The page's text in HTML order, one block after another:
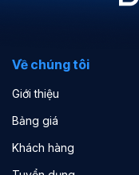
Về chúng tôi
Giới thiệu
Bảng giá
Khách hàng